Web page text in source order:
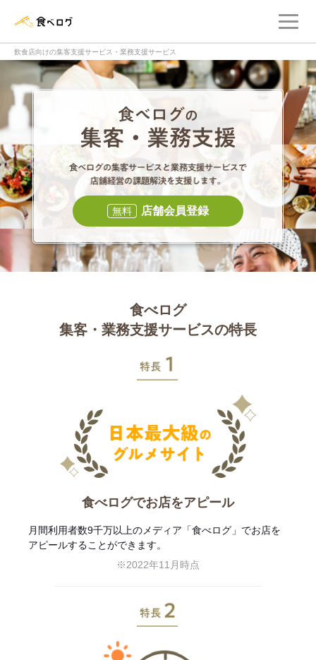
飲食店向けの集客支援サービス・業務支援サービス
食べログの集客
食べログの集
無料 店舗会員登録
食べログ
集客・業務支援サービスの特長
食べログでお店をアピール
月間利用者数9千万以上のメディア「食べログ」でお店を
アピールすることができます。
※2022年11月時点